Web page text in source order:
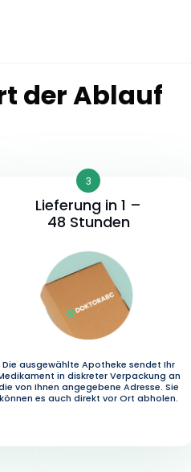
der Ablauf
3
Lieferung in 1 –
48 Stunden
Die ausgewählte Apotheke sendet Ihr
in diskreter Verpackung an
von Ihnen angegebene Adresse. Sie
können es auch direkt vor Ort abholen.